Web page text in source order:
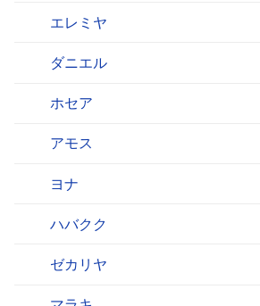
エレミヤ
ダニエル
ホセア
アモス
ヨナ
ハバクク
ゼカリヤ